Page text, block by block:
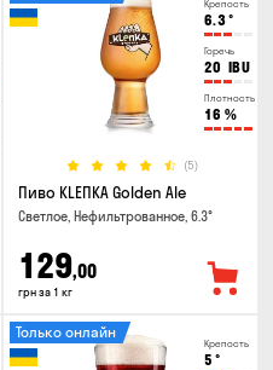
Крепость
6.3°
Горечь
20 IBU
Плотность
16 %
(5)
Пиво KLEПКА Golden Ale
Светлое, Нефильтрованное, 6.3°
129,00
грн за 1 кг
Крепость
5 °
Только онлайн